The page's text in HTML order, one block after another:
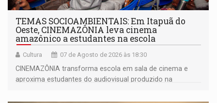
TEMAS SOCIOAMBIENTAIS: Em Itapuã do
Oeste, CINEMAZÔNIA leva cinema
amazônico a estudantes na escola
Cultura 07 de Agosto de 2026 às 18:30
CINEMAZÔNIA transforma escola em sala de cinema e
aproxima estudantes do audiovisual produzido na